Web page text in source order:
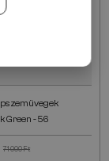
Green - 56
71 000 Ft